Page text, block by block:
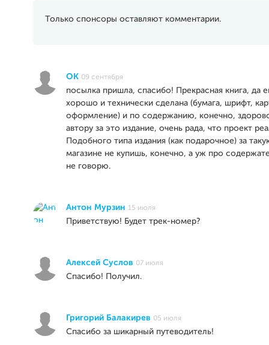
Только спонсоры оставляют комментарии.
OK 09 сентября
посылка пришла, спасибо! Прекрасная книга, да
хорошо и технически сделана (бумага, шрифт,
оформление) и по содержанию, конечно,
автору за это издание, очень рада, что проект
Подобного типа издания (как подарочное) за
магазине не купишь, конечно, а уж про
не говорю.
Антон Мурзин 15 июля
Приветствую! Будет трек-номер?
Алексей Суслов 07 июля
Спасибо! Получил.
Григорий Балакирев 05 июля
Спасибо за шикарный путеводитель!